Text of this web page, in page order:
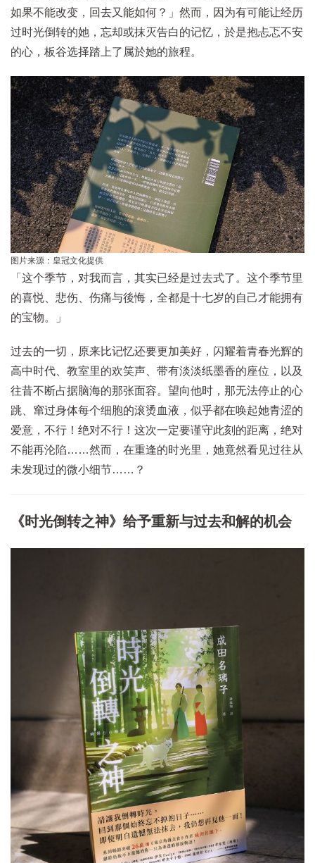
如果不能改变，回去又能如何？」然而，因为有可能让经历
过时光倒转的她，忘却或抹灭告白的记忆，於是抱忐忑不安
的心，板谷选择踏上了属於她的旅程。
图片来源：皇冠文化提供
「这个季节，对我而言，其实已经是过去式了。这个季节里
的喜悦、悲伤、伤痛与後悔，全都是十七岁的自己才能拥有
的宝物。」
过去的一切，原来比记忆还要更加美好，闪耀着青春光辉的
高中时代、教室里的欢笑声、带有淡淡纸墨香的座位，以及
往昔不断占据脑海的那张面容。望向他时，那无法停止的心
跳、窜过身体每个细胞的滚烫血液，似乎都在唤起她青涩的
爱意，不行！绝对不行！这次一定要谨守此刻的距离，绝对
不能再沦陷……然而，在重逢的时光里，她竟然看见过往从
未发现过的微小细节……？
《时光倒转之神》给予重新与过去和解的机会